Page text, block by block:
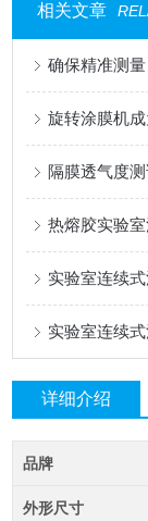
相关文章
确保精准测
旋转涂膜机
隔膜透气度
热熔胶实验
实验室连续
实验室连续
详细介绍
品牌
外形尺寸